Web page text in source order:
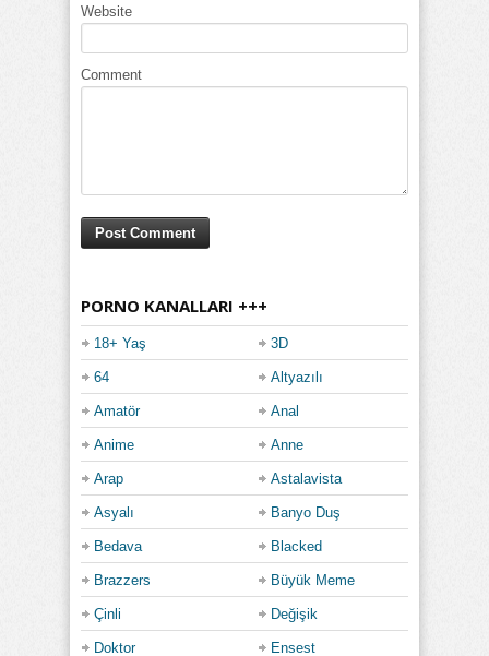
Website
Comment
PORNO KANALLARI +++
18+ Yaş 3D
64 Altyazılı
Amatör Anal
Anime Anne
Arap Astalavista
Asyalı Banyo Duş
Bedava Blacked
Brazzers Büyük Meme
Çinli Değişik
Doktor Ensest